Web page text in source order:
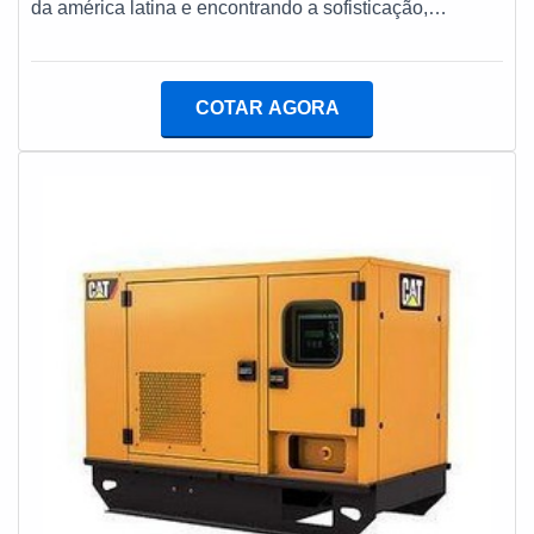
demandas. Tudo isso, unido a possuir operações em
garantem o sucesso de cada cliente de ponta a ponta.
da américa latina e encontrando a sofisticação,
Quando a busca é por manutenção de geradores a
prestados.ALGUNS DETALHES SOBRE
qualidade e adaptação para a necessidade do cliente,
tudo isso para garantir que se tenha manutenção de
geradores a diesel com ótima qualidade.Não obstante,
quando falamos em manutenção de geradores a diesel,
sempre deve-se buscar uma empresa que tenha
produtos e serviços com ótima qualidade e eficiência,
pequenos detalhes, mas de grande valia para saber a
procedência e seriedade da empresa.É por tudo isso
que a Kiyoshi Geradores é segura quando exploramos
o segmento de grupos de geradores. O foco é oferecer
COTAR AGORA